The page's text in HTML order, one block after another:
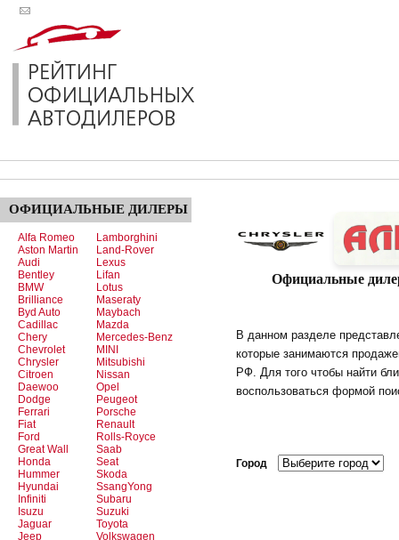
ОФИЦИАЛЬНЫЕ ДИЛЕРЫ
Alfa Romeo
Aston Martin
Audi
Bentley
BMW
Brilliance
Byd Auto
Cadillac
Chery
Chevrolet
Chrysler
Citroen
Daewoo
Dodge
Ferrari
Fiat
Ford
Great Wall
Honda
Hummer
Hyundai
Infiniti
Isuzu
Jaguar
Jeep
Lamborghini
Land-Rover
Lexus
Lifan
Lotus
Maseraty
Maybach
Mazda
Mercedes-Benz
MINI
Mitsubishi
Nissan
Opel
Peugeot
Porsche
Renault
Rolls-Royce
Saab
Seat
Skoda
SsangYong
Subaru
Suzuki
Toyota
Volkswagen
Официальные
В данном разделе
которые занимаются
РФ. Для того чтобы найти
воспользоваться формой
Город